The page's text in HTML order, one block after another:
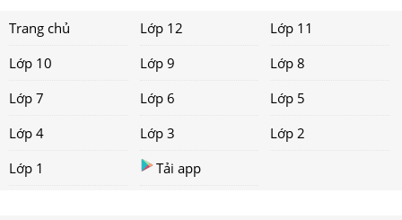
Trang chủ Lớp 12
Lớp 11
Lớp 10
Lớp 9
Lớp 8
Lớp 7
Lớp 6
Lớp 5
Lớp 4
Lớp 3
Lớp 2
Lớp 1
Tải app